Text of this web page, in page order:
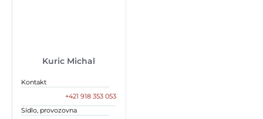
Kuric Michal
Kontakt
+421 918 353 053
Sídlo, provozovna